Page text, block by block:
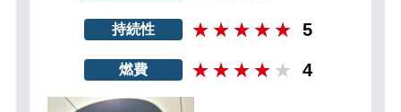
持続性 5
燃費 4